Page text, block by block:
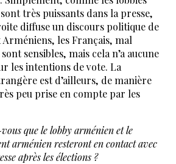
très puissants dans la presse,
diffuse un discours politique de
Arméniens, les Français, mal
sensibles, mais cela n’a aucune
les intentions de vote. La
est d’ailleurs, de manière
peu prise en compte par les
que le lobby arménien et le
arménien resteront en contact avec
après les élections ?